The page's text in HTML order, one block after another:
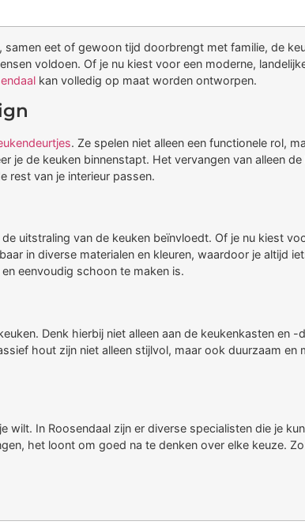
eet of gewoon tijd doorbrengt met familie, de
voldoen. Of je nu kiest voor een moderne,
kan volledig op maat worden ontworpen.
. Ze spelen niet alleen een functionele rol,
de keuken binnenstapt. Het vervangen van alleen
rest van je interieur passen.
uitstraling van de keuken beïnvloedt. Of je nu kiest
in diverse materialen en kleuren, waardoor je altijd
eenvoudig schoon te maken is.
Denk hierbij niet alleen aan de keukenkasten en
hout zijn niet alleen stijlvol, maar ook duurzaam
In Roosendaal zijn er diverse specialisten die je
het loont om goed na te denken over elke keuze.